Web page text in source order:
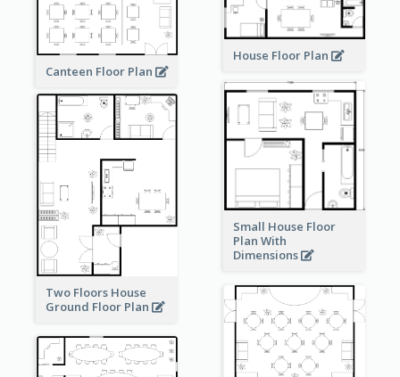
Canteen Floor Plan
House Floor Plan
Small House Floor
Plan With
Dimensions
Two Floors House
Ground Floor Plan